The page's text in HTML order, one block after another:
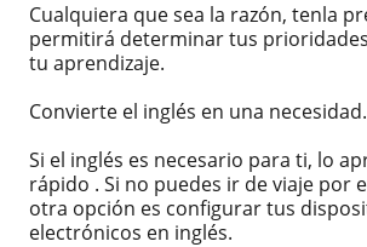
Cualquiera que sea la razón, tenla
permitirá determinar tus
tu aprendizaje.
Convierte el inglés en una necesidad.
Si el inglés es necesario para ti, lo
rápido . Si no puedes ir de viaje por
otra opción es configurar tus
electrónicos en inglés.